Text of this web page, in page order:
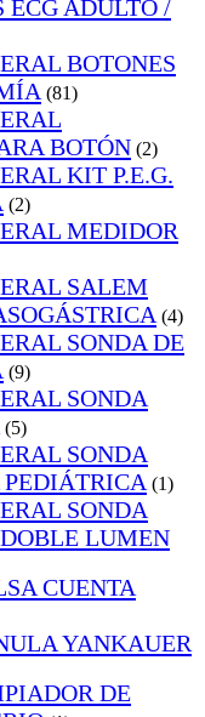
ECG ADULTO /
BOTONES
(81)
BOTÓN (2)
KIT P.E.G.
(2)
MEDIDOR
SALEM
(4)
SONDA DE
(9)
SONDA
(5)
SONDA
(1)
SONDA
LUMEN
CUENTA
YANKAUER
DE